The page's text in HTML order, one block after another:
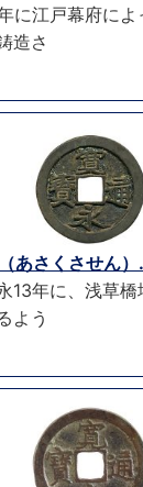
に江戸幕府に
造さ
あさくさせん）
13年に、浅草
よう